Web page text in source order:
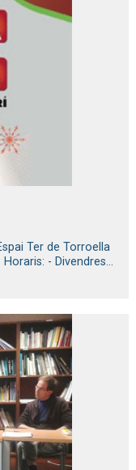
Ter de Torroella
- Divendres...